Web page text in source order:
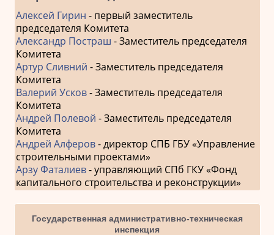
Алексей Гирин - первый заместитель
председателя Комитета
Александр Постраш - Заместитель председателя
Комитета
Артур Сливний - Заместитель председателя
Комитета
Валерий Усков- Заместитель председателя
Комитета
Андрей Полевой - Заместитель председателя
Комитета
Андрей Алферов- директор СПБ ГБУ «Управление
строительными проектами»
Арзу Фаталиев- управляющий СПб ГКУ «Фонд
капитального строительства и реконструкции»
Государственная административно-техническая
инспекция